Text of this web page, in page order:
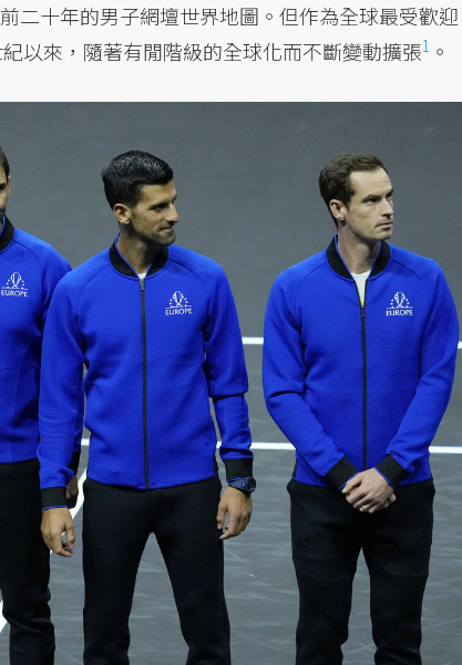
二十年的男子網壇世界地圖。但作為全球最受歡迎
以來，隨著有閒階級的全球化而不斷變動擴張1 。